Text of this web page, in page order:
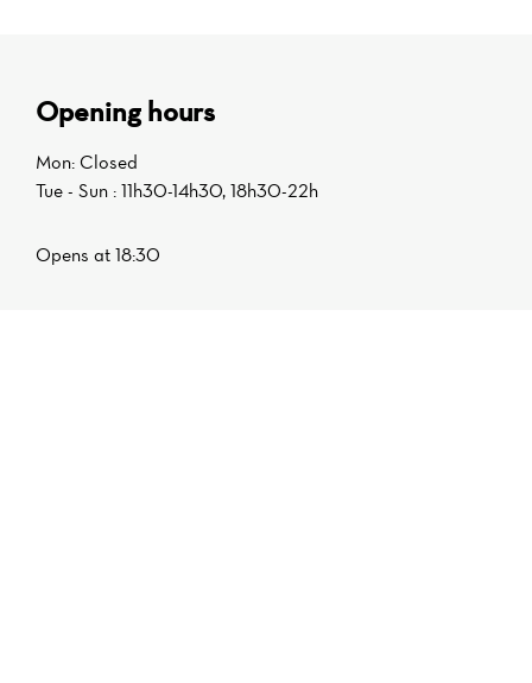
Opening hours
Mon: Closed
Tue - Sun : 11h30-14h30, 18h30-22h
Opens at 18:30